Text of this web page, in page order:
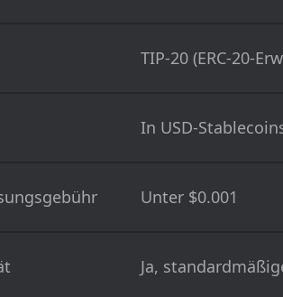
TIP-20 (ERC-20-
In USD-
Unter $0.001
Ja,